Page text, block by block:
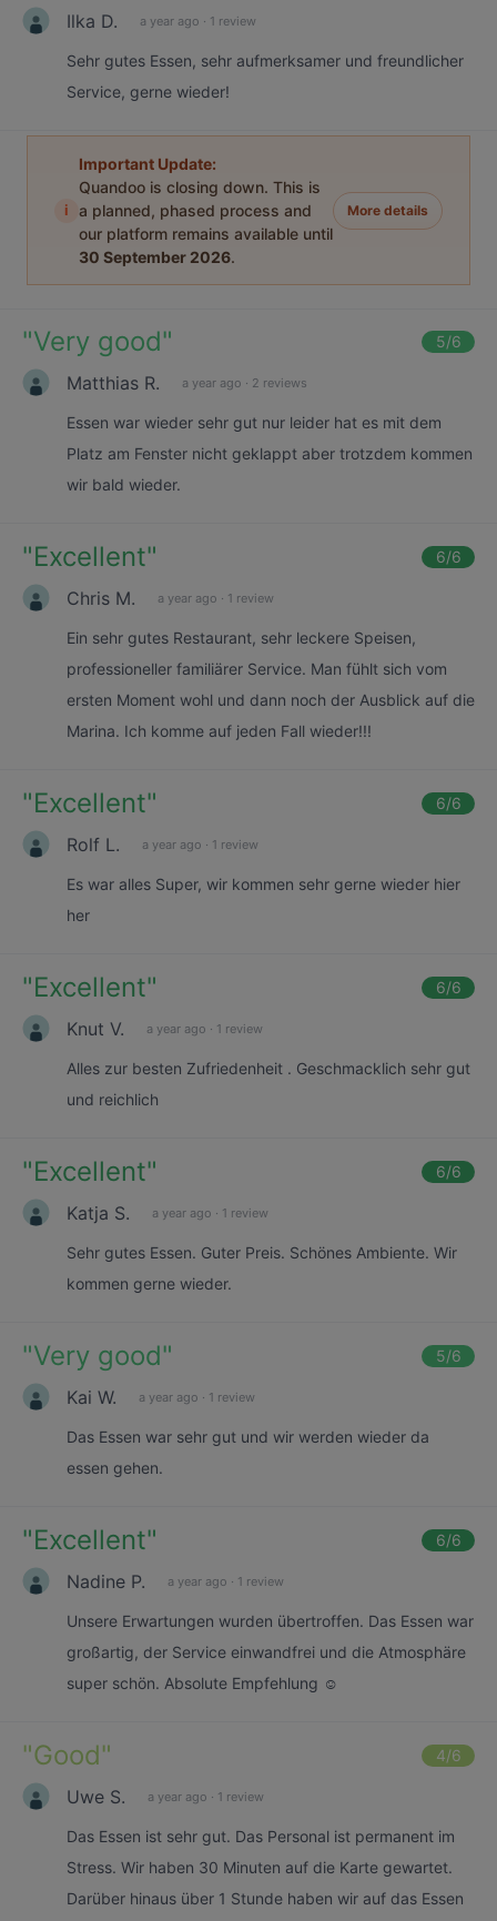
Ilka D. a year ago · 1 review
Sehr gutes Essen, sehr aufmerksamer und freundlicher
Service, gerne wieder!
i
Important Update:
Quandoo is closing down. This is
a planned, phased process and
our platform remains available until
30 September 2026.
More details
"Very good" 5/6
Matthias R. a year ago · 2 reviews
Essen war wieder sehr gut nur leider hat es mit dem
Platz am Fenster nicht geklappt aber trotzdem kommen
wir bald wieder.
"Excellent" 6/6
Chris M. a year ago · 1 review
Ein sehr gutes Restaurant, sehr leckere Speisen,
professioneller familiärer Service. Man fühlt sich vom
ersten Moment wohl und dann noch der Ausblick auf die
Marina. Ich komme auf jeden Fall wieder!!!
"Excellent" 6/6
Rolf L. a year ago · 1 review
Es war alles Super, wir kommen sehr gerne wieder hier
her
"Excellent" 6/6
Knut V. a year ago · 1 review
Alles zur besten Zufriedenheit . Geschmacklich sehr gut
und reichlich
"Excellent" 6/6
Katja S. a year ago · 1 review
Sehr gutes Essen. Guter Preis. Schönes Ambiente. Wir
kommen gerne wieder.
"Very good" 5/6
Kai W. a year ago · 1 review
Das Essen war sehr gut und wir werden wieder da
essen gehen.
"Excellent" 6/6
Nadine P. a year ago · 1 review
Unsere Erwartungen wurden übertroffen. Das Essen war
großartig, der Service einwandfrei und die Atmosphäre
super schön. Absolute Empfehlung ☺️
"Good" 4/6
Uwe S. a year ago · 1 review
Das Essen ist sehr gut. Das Personal ist permanent im
Stress. Wir haben 30 Minuten auf die Karte gewartet.
Darüber hinaus über 1 Stunde haben wir auf das Essen